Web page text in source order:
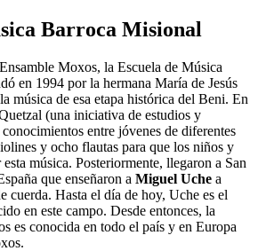
Barroca Misional
Moxos, la Escuela de Música
en 1994 por la hermana María de Jesús
música de esa etapa histórica del Beni. En
(una iniciativa de estudios y
entre jóvenes de diferentes
y ocho flautas para que los niños y
música. Posteriormente, llegaron a San
que enseñaron a Miguel Uche a
cuerda. Hasta el día de hoy, Uche es el
en este campo. Desde entonces, la
es conocida en todo el país y en Europa